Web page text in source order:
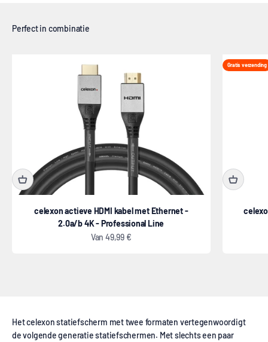
celexon actieve HDMI kabel met Ethernet -
2.0a/b 4K - Professional Line
Aanbiedingsprijs
Van49,99 €
Gratis verzending
Dual-Format statief projectiescherm
Het celexon statiefscherm met twee formaten vertegenwoordigt
de volgende generatie statiefschermen. Met slechts een paar